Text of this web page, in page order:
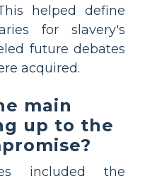
helped define
for slavery's
future debates
acquired.
main
up to the
included the